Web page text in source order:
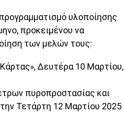
υλοποίησης
προκειμένου να
των μελών τους:
Δευτέρα 10 Μαρτίου,
πυροπροστασίας και
Τετάρτη 12 Μαρτίου 2025